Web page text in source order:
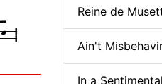
Reine de
Ain't
In a